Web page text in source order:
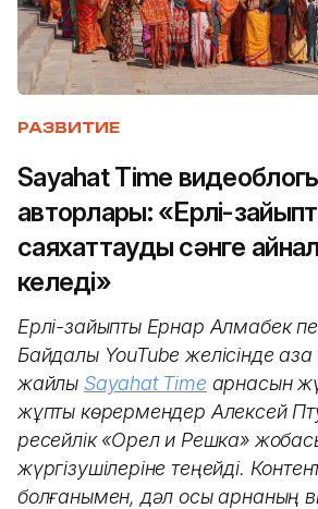
РАЗВИТИЕ
Sayahat Time
авторлары: «Ерлі-
саяхаттауды сәнге
келеді»
Ерлі-зайыпты Ернар Алмабек
Байдалы YouTube желісінде қазақ
жайлы Sayahat Time арнасын
жұпты көрермендер Алексей
ресейлік «Орел и Решка»
жүргізушілеріне теңейді. Контент
болғанымен, дәл осы арнаның